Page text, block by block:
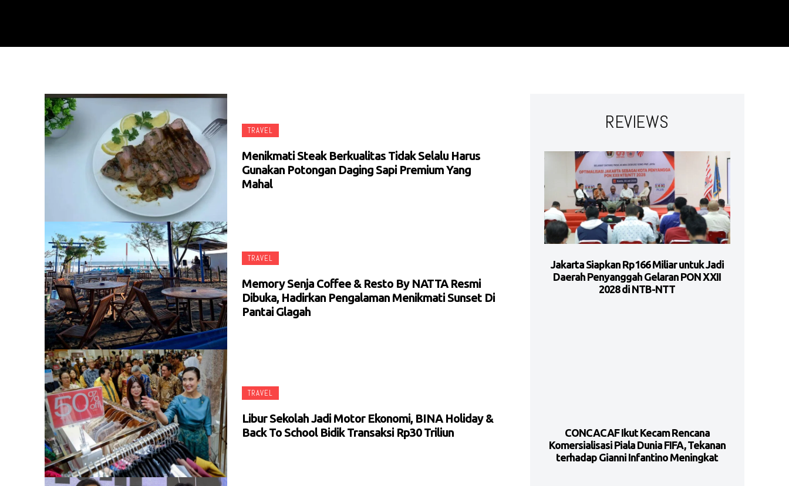
TRAVEL
Menikmati Steak Berkualitas Tidak Selalu Harus
Gunakan Potongan Daging Sapi Premium Yang
Mahal
TRAVEL
Memory Senja Coffee & Resto By NATTA Resmi
Dibuka, Hadirkan Pengalaman Menikmati Sunset Di
Pantai Glagah
TRAVEL
Libur Sekolah Jadi Motor Ekonomi, BINA Holiday &
Back To School Bidik Transaksi Rp30 Triliun
REVIEWS
Jakarta Siapkan Rp166 Miliar untuk Jadi
Daerah Penyanggah Gelaran PON XXII
2028 di NTB-NTT
CONCACAF Ikut Kecam Rencana
Komersialisasi Piala Dunia FIFA, Tekanan
terhadap Gianni Infantino Meningkat